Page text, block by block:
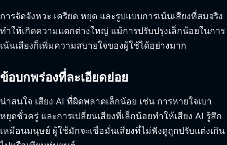
การจัดจังหวะ เครียด หยุด และรูปแบบการเน้นเสียงที่สมจริง
ทำให้เกิดความแตกต่างใหญ่ แม้การปรับปรุงเล็กน้อยในการ
เน้นเสียงก็เพิ่มความสบายใจของผู้ใช้ได้อย่างมาก
ข้อบกพร่องที่ละเอียดย่อย
น่าสนใจ เสียง AI ที่ผิดพลาดเล็กน้อย เช่น การหายใจเบา
หยุดชั่วครู่ และการเปลี่ยนเสียงที่เล็กน้อยทำให้เสียง AI รู้สึก
เหมือนมนุษย์ ผู้ใช้มักจะเชื่อมั่นเสียงที่ไม่ฟังดูถูกปรับแต่งเกิน